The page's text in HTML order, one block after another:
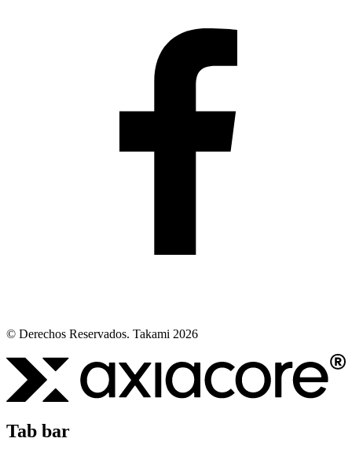
© Derechos Reservados. Takami 2026
Tab bar